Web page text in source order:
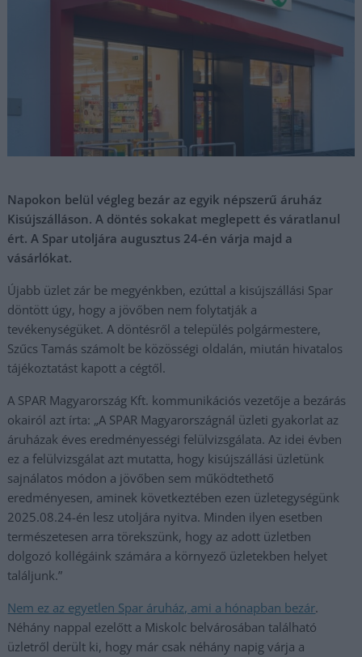
Napokon belül végleg bezár az egyik népszerű áruház
Kisújszálláson. A döntés sokakat meglepett és váratlanul
ért. A Spar utoljára augusztus 24-én várja majd a
vásárlókat.
Újabb üzlet zár be megyénkben, ezúttal a kisújszállási Spar
döntött úgy, hogy a jövőben nem folytatják a
tevékenységüket. A döntésről a település polgármestere,
Szűcs Tamás számolt be közösségi oldalán, miután hivatalos
tájékoztatást kapott a cégtől.
A SPAR Magyarország Kft. kommunikációs vezetője a bezárás
okairól azt írta: „A SPAR Magyarországnál üzleti gyakorlat az
áruházak éves eredményességi felülvizsgálata. Az idei évben
ez a felülvizsgálat azt mutatta, hogy kisújszállási üzletünk
sajnálatos módon a jövőben sem működtethető
eredményesen, aminek következtében ezen üzletegységünk
2025.08.24-én lesz utoljára nyitva. Minden ilyen esetben
természetesen arra törekszünk, hogy az adott üzletben
dolgozó kollégáink számára a környező üzletekben helyet
találjunk.”
Nem ez az egyetlen Spar áruház, ami a hónapban bezár.
Néhány nappal ezelőtt a Miskolc belvárosában található
üzletről derült ki, hogy már csak néhány napig várja a